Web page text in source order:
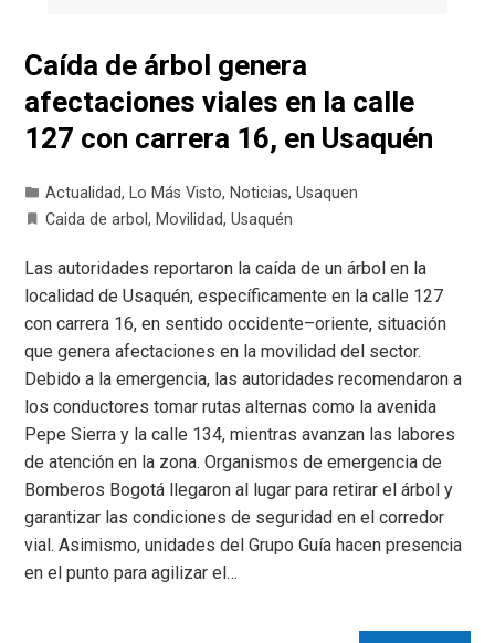
Caída de árbol genera
afectaciones viales en la calle
127 con carrera 16, en Usaquén
Actualidad, Lo Más Visto, Noticias,Usaquen
Caida de arbol, Movilidad,Usaquén
Las autoridades reportaron la caída de un árbol en la
localidad de Usaquén, específicamente en la calle 127
con carrera 16, en sentido occidente–oriente, situación
que genera afectaciones en la movilidad del sector.
Debido a la emergencia, las autoridades recomendaron a
los conductores tomar rutas alternas como la avenida
Pepe Sierra y la calle 134, mientras avanzan las labores
de atención en la zona. Organismos de emergencia de
Bomberos Bogotá llegaron al lugar para retirar el árbol y
garantizar las condiciones de seguridad en el corredor
vial. Asimismo, unidades del Grupo Guía hacen presencia
en el punto para agilizar el…